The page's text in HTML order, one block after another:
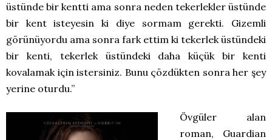
üstünde bir kentti ama sonra neden tekerlekler üstünde
bir kent isteyesin ki diye sormam gerekti. Gizemli
görünüyordu ama sonra fark ettim ki tekerlek üstündeki
bir kenti, tekerlek üstündeki daha küçük bir kenti
kovalamak için istersiniz. Bunu çözdükten sonra her şey
yerine oturdu.”
Övgüler alan
roman, Guardian